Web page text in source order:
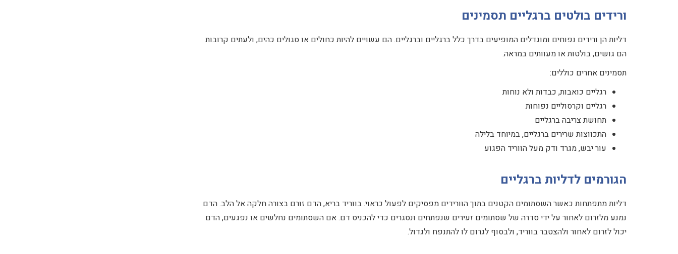
ורידים בולטים ברגליים תסמינים
דליות הן ורידים נפוחים ומוגדלים המופיעים בדרך כלל ברגליים וברגליים. הם עשויים להיות כחולים או סגולים כהים, ולעתים קרובות
הם גושים, בולטות או מעוותים במראה.
תסמינים אחרים כוללים:
רגליים כואבות, כבדות ולא נוחות
רגליים וקרסוליים נפוחות
תחושת צריבה ברגליים
התכווצות שרירים ברגליים, במיוחד בלילה
עור יבש, מגרד ודק מעל הווריד הפגוע
הגורמים לדליות ברגליים
דליות מתפתחות כאשר השסתומים הקטנים בתוך הוורידים מפסיקים לפעול כראוי. בווריד בריא, הדם זורם בצורה חלקה אל הלב. הדם
נמנע מלזרום לאחור על ידי סדרה של שסתומים זעירים שנפתחים ונסגרים כדי להכניס דם. אם השסתומים נחלשים או נפגעים, הדם
יכול לזרום לאחור ולהצטבר בווריד, ולבסוף לגרום לו להתנפח ולגדול.